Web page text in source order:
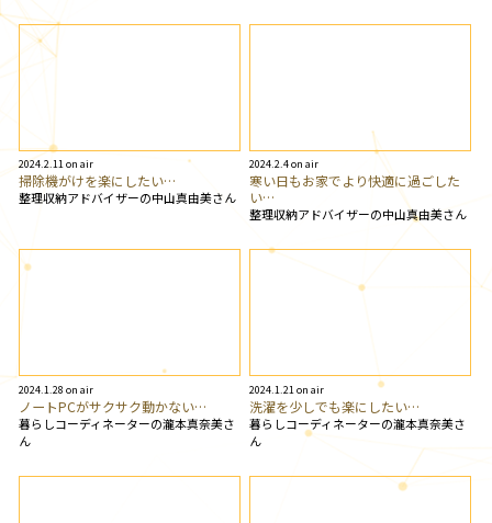
2024.2.11 on air
掃除機がけを楽にしたい…
整理収納アドバイザーの中山真由美さん
2024.2.4 on air
寒い日もお家でより快適に過ごした
い…
整理収納アドバイザーの中山真由美さん
2024.1.28 on air
ノートPCがサクサク動かない…
暮らしコーディネーターの瀧本真奈美さ
ん
2024.1.21 on air
洗濯を少しでも楽にしたい…
暮らしコーディネーターの瀧本真奈美さ
ん